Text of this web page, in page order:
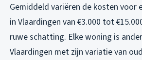
Gemiddeld variëren de kosten voor
in Vlaardingen van €3.000 tot
ruwe schatting. Elke woning is
Vlaardingen met zijn variatie van